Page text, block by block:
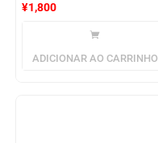
¥1,800
ADICIONAR AO CARRINHO